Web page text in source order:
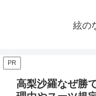
絃の
PR
高梨沙羅なぜ勝